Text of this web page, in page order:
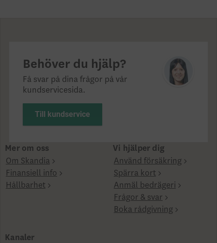
Behöver du hjälp?
Få svar på dina frågor på vår
kundservicesida.
Till kundservice
Mer om oss
Om Skandia
Finansiell info
Hållbarhet
Vi hjälper dig
Använd försäkring
Spärra kort
Anmäl bedrägeri
Frågor & svar
Boka rådgivning
Kanaler